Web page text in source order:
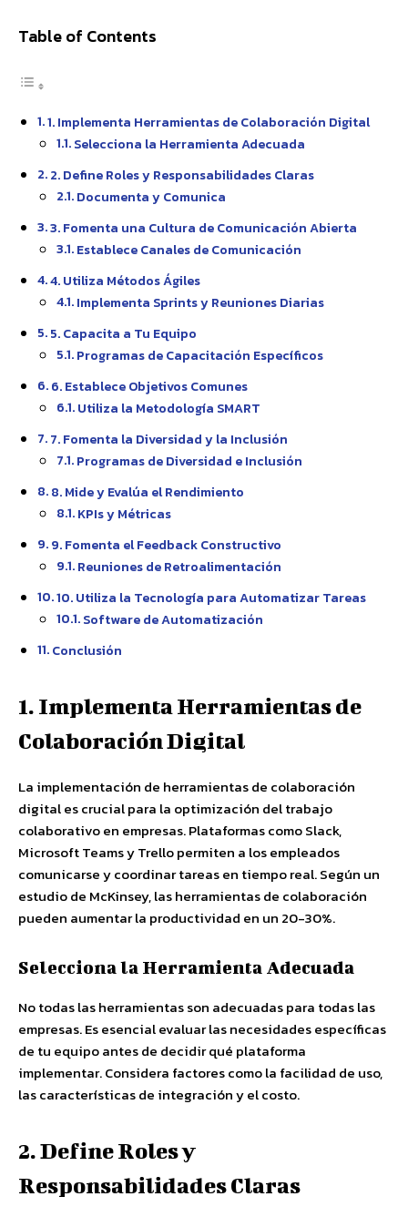
Table of Contents
1. Implementa Herramientas de Colaboración Digital
Selecciona la Herramienta Adecuada
2. Define Roles y Responsabilidades Claras
Documenta y Comunica
3. Fomenta una Cultura de Comunicación Abierta
Establece Canales de Comunicación
4. Utiliza Métodos Ágiles
Implementa Sprints y Reuniones Diarias
5. Capacita a Tu Equipo
Programas de Capacitación Específicos
6. Establece Objetivos Comunes
Utiliza la Metodología SMART
7. Fomenta la Diversidad y la Inclusión
Programas de Diversidad e Inclusión
8. Mide y Evalúa el Rendimiento
KPIs y Métricas
9. Fomenta el Feedback Constructivo
Reuniones de Retroalimentación
10. Utiliza la Tecnología para Automatizar Tareas
Software de Automatización
Conclusión
1. Implementa Herramientas de
Colaboración Digital
La implementación de herramientas de colaboración
digital es crucial para la optimización del trabajo
colaborativo en empresas. Plataformas como Slack,
Microsoft Teams y Trello permiten a los empleados
comunicarse y coordinar tareas en tiempo real. Según un
estudio de McKinsey, las herramientas de colaboración
pueden aumentar la productividad en un 20-30%.
Selecciona la Herramienta Adecuada
No todas las herramientas son adecuadas para todas las
empresas. Es esencial evaluar las necesidades específicas
de tu equipo antes de decidir qué plataforma
implementar. Considera factores como la facilidad de uso,
las características de integración y el costo.
2. Define Roles y
Responsabilidades Claras